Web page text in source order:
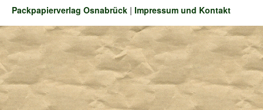
Packpapierverlag Osnabrück | Impressum und Kontakt